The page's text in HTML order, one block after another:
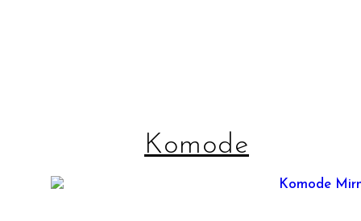
Komode